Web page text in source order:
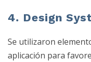
4. Design
Se utilizaron
aplicación para